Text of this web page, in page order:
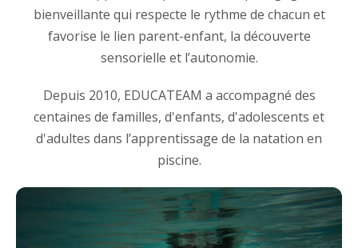
bienveillante qui respecte le rythme de chacun et
favorise le lien parent-enfant, la découverte
sensorielle et l’autonomie.
Depuis 2010, EDUCATEAM a accompagné des
centaines de familles, d'enfants, d'adolescents et
d'adultes dans l’apprentissage de la natation en
piscine.